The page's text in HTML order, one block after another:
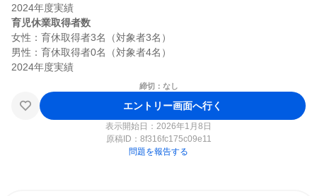
育児休業取得者数
女性：育休取得者3名（対象者3名）
男性：育休取得者0名（対象者4名）
締切：なし
エントリー画面へ行く
表示開始日：2026年1月8日
原稿ID： 8f316fc175c09e11
問題を報告する